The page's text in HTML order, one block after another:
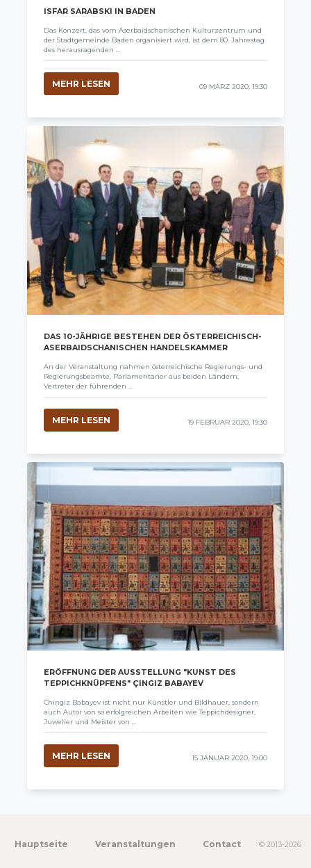
ISFAR SARABSKI IN BADEN
Das Konzert, das vom Aserbaidschanischen Kulturzentrum und
der Stadtgemeinde Baden organisiert wird, ist dem 80. Jahrestag
des herausragenden ...
MEHR LESEN 09 MÄRZ 2020, 19:30
DAS 10-JÄHRIGE BESTEHEN DER ÖSTERREICHISCH-
ASERBAIDSCHANISCHEN HANDELSKAMMER
An der Veranstaltung nahmen österreichische Regierungs- und
Regierungsbeamte, Parlamentarier aus beiden Ländern,
Vertreter der führenden ...
MEHR LESEN 19 FEBRUAR 2020, 19:30
ERÖFFNUNG DER AUSSTELLUNG "KUNST DES
TEPPICHKNÜPFENS" ÇINGIZ BABAYEV
Chingiz Babayev ist nicht nur Künstler und Bildhauer, sondern
auch Autor von so erfolgreichen Arbeiten wie Teppichdesigner,
Juwelier und Meister von ...
MEHR LESEN 15 JANUAR 2020, 19:00
Hauptseite Veranstaltungen Contact © 2013-2026